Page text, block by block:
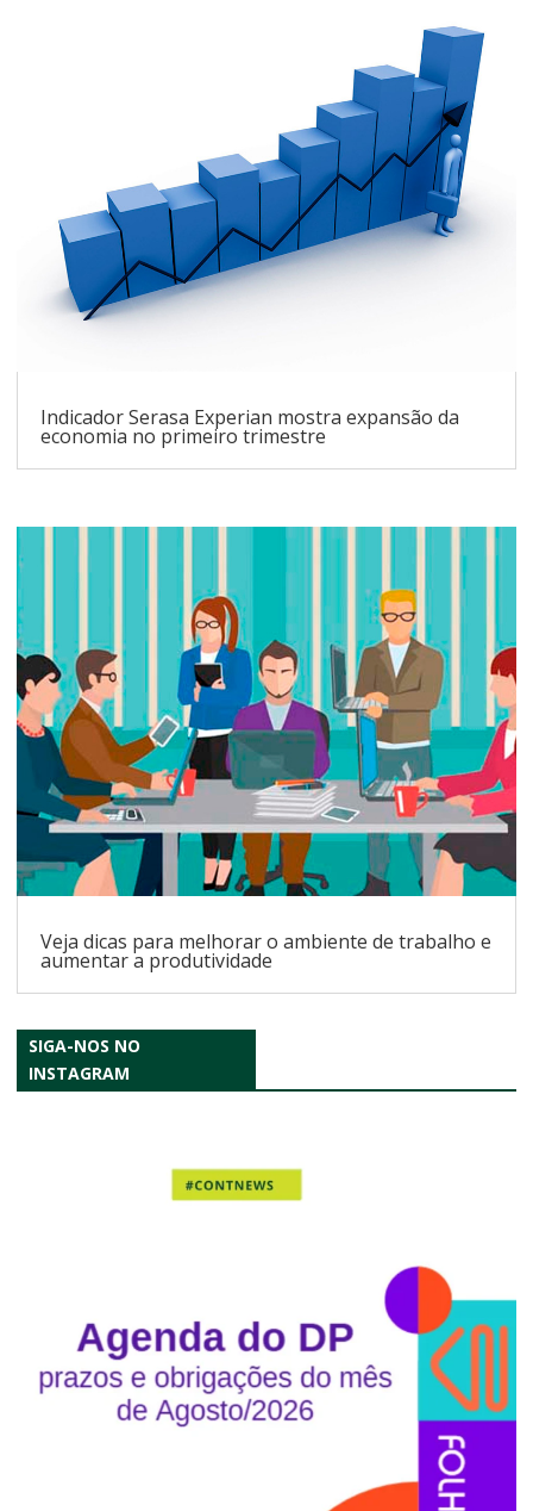
Indicador Serasa Experian mostra expansão da
economia no primeiro trimestre
Veja dicas para melhorar o ambiente de trabalho e
aumentar a produtividade
SIGA-NOS NO
INSTAGRAM